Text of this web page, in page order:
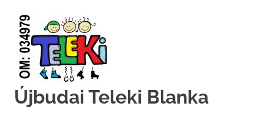
Újbudai Teleki Blanka